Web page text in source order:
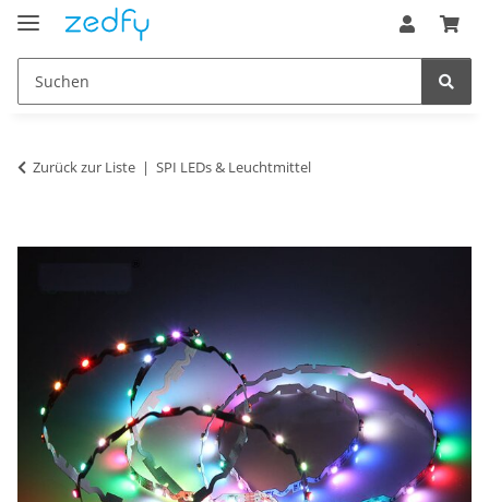
Zurück zur Liste SPI LEDs & Leuchtmittel